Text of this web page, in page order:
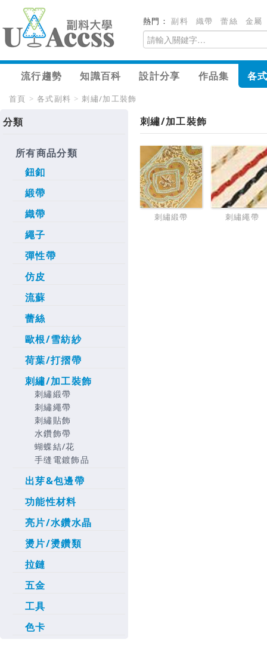
熱門：副料 織帶 蕾絲 金屬
流行趨勢 知識百科 設計分享 作品集 各
首頁 > 各式副料 > 刺繡/加工裝飾
分類
所有商品分類
鈕釦
緞帶
織帶
繩子
彈性帶
仿皮
流蘇
蕾絲
歐根/雪紡紗
荷葉/打摺帶
刺繡/加工裝飾
刺繡緞帶
刺繡繩帶
刺繡貼飾
水鑽飾帶
蝴蝶結/花
手缝電鍍飾品
出芽&包邊帶
功能性材料
亮片/水鑽水晶
燙片/燙鑽類
拉鏈
五金
工具
色卡
刺繡/加工裝飾
刺繡緞帶 刺繡繩帶